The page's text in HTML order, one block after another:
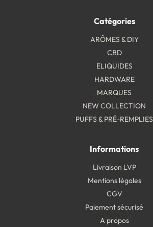
Catégories
ARÔMES & DIY
CBD
ELIQUIDES
HARDWARE
MARQUES
NEW COLLECTION
PUFFS & PRÉ-REMPLIES
Informations
Livraison LVP
Mentions légales
CGV
Paiement sécurisé
A propos